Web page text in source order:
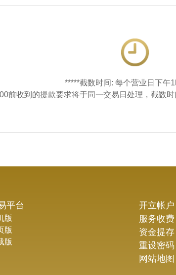
*****截数时间: 每个营业日下午
前收到的提款要求将于同一交易日处理，截数
平台
版
版
版
开立帐户
服务收费
资金提存
重设密码
网站地图